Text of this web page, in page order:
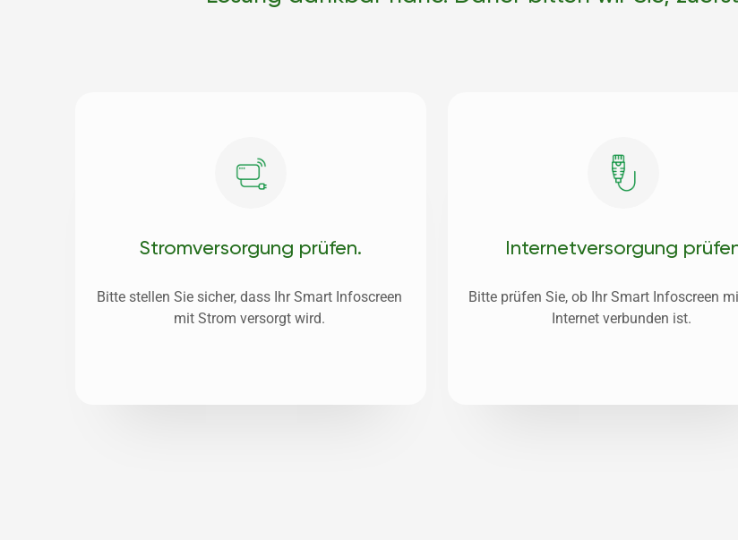
Strom­versorgung prüfen.
Bitte stellen Sie sicher, dass Ihr Smart Infoscreen
mit Strom versorgt wird.
Internet­versorgung
Bitte prüfen Sie, ob Ihr Smart Infoscreen
Internet verbunden ist.